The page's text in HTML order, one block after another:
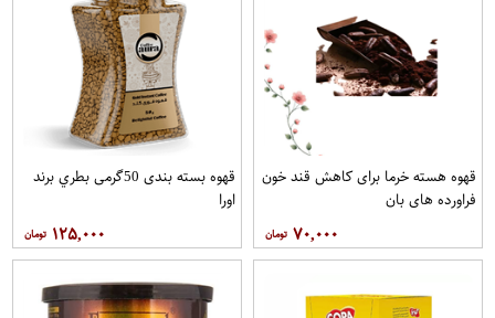
قهوه هسته خرما برای کاهش قند خون
فراورده های بان
۷۰,۰۰۰
قهوه بسته بندی 50گرمی بطري برند
اورا
۱۲۵,۰۰۰